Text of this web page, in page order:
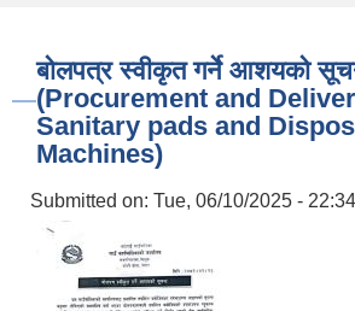
बोलपत्र स्वीकृत गर्ने आशयको
(Procurement and
Sanitary pads and
Machines)
Submitted on: Tue, 06/10/2025 - 22:34